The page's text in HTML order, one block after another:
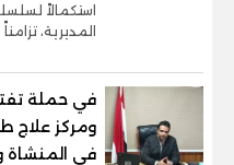
استكمالاً
المديرية،
في حملة
ومركز علاج
فى المنشاة